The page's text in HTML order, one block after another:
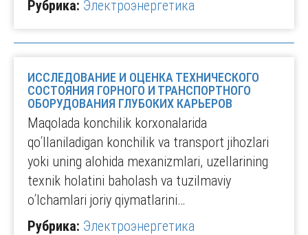
Рубрика: Электроэнергетика
ИССЛЕДОВАНИЕ И ОЦЕНКА ТЕХНИЧЕСКОГО
СОСТОЯНИЯ ГОРНОГО И ТРАНСПОРТНОГО
ОБОРУДОВАНИЯ ГЛУБОКИХ КАРЬЕРОВ
Maqolada konchilik korxonalarida
qoʹllaniladigan konchilik va transport jihozlari
yoki uning alohida mexanizmlari, uzellarining
texnik holatini baholash va tuzilmaviy
oʹlchamlari joriy qiymatlarini…
Рубрика: Электроэнергетика